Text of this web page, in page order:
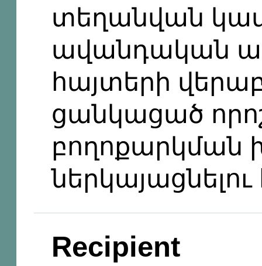
տեղանվան
ավանդական
հայտերի
ցանկացած
բողոքարկման
Recipient